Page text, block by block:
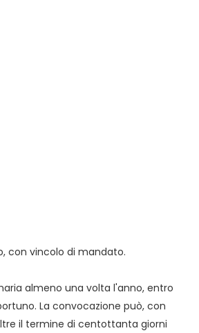
con vincolo di mandato.
almeno una volta l'anno, entro
La convocazione può, con
il termine di centottanta giorni